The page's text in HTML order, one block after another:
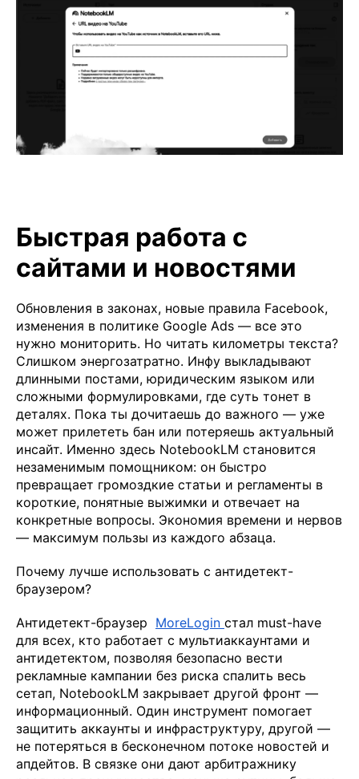
Быстрая работа с
сайтами и новостями
Обновления в законах, новые правила Facebook,
изменения в политике Google Ads — все это
нужно мониторить. Но читать километры текста?
Слишком энергозатратно. Инфу выкладывают
длинными постами, юридическим языком или
сложными формулировками, где суть тонет в
деталях. Пока ты дочитаешь до важного — уже
может прилететь бан или потеряешь актуальный
инсайт. Именно здесь NotebookLM становится
незаменимым помощником: он быстро
превращает громоздкие статьи и регламенты в
короткие, понятные выжимки и отвечает на
конкретные вопросы. Экономия времени и нервов
— максимум пользы из каждого абзаца.
Почему лучше использовать с антидетект-
браузером?
Антидетект-браузер MoreLogin стал must-have
для всех, кто работает с мультиаккаунтами и
антидетектом, позволяя безопасно вести
рекламные кампании без риска спалить весь
сетап, NotebookLM закрывает другой фронт —
информационный. Один инструмент помогает
защитить аккаунты и инфраструктуру, другой —
не потеряться в бесконечном потоке новостей и
апдейтов. В связке они дают арбитражнику